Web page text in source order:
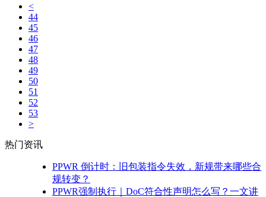
<
44
45
46
47
48
49
50
51
52
53
>
热门资讯
PPWR 倒计时：旧包装指令失效，新规带来哪些合
规转变？
PPWR强制执行｜DoC符合性声明怎么写？一文讲